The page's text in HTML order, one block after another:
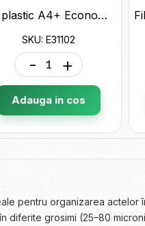
File plastic A4+ Economix 30mk (100buc) E31102
SKU: E31102
- +
Adauga in cos
pentru organizarea actelor
diferite grosimi (25–80